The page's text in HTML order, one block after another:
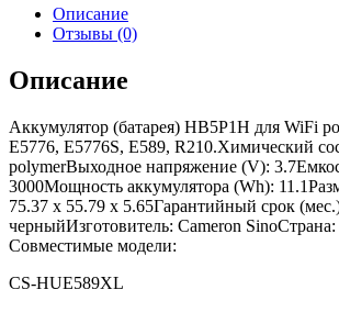
Описание
Отзывы (0)
Описание
Аккумулятор (батарея) HB5P1H для WiFi
E5776, E5776S, E589, R210.Химический
polymerВыходное напряжение (V):
3000Мощность аккумулятора (Wh):
75.37 x 55.79 x 5.65Гарантийный срок
черныйИзготовитель: Cameron
Совместимые модели:
CS-HUE589XL